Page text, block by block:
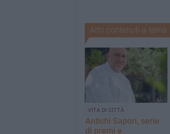
Altri contenuti a tema
VITA DI CITTÀ
Antichi Sapori, serie
di premi e